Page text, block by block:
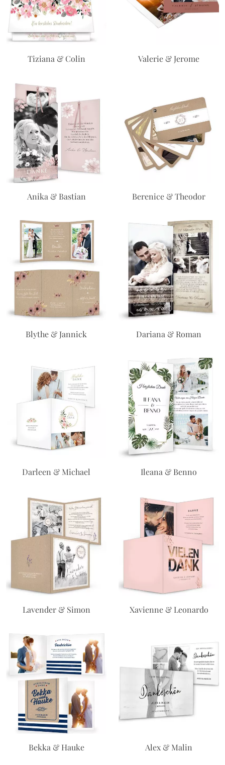
Tiziana & Colin Valerie & Jerome
Anika & Bastian Berenice & Theodor
Blythe & Jannick Dariana & Roman
Darleen & Michael Ileana & Benno
Lavender & Simon Xavienne & Leonardo
Bekka & Hauke Alex & Malin